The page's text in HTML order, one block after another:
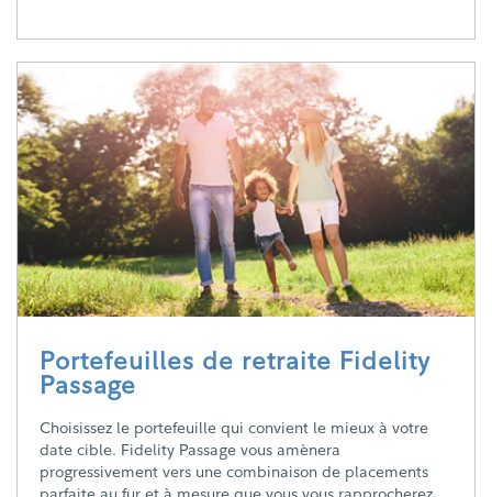
Portefeuilles de retraite Fidelity
Passage
Choisissez le portefeuille qui convient le mieux à votre
date cible. Fidelity Passage vous amènera
progressivement vers une combinaison de placements